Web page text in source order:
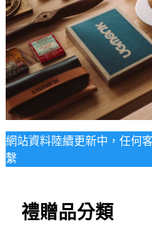
網站資料陸續更新中，任何
繫
禮贈品分類